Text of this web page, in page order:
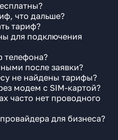
что дальше?
тариф?
для подключения
телефона?
после заявки?
не найдены тарифы?
модем с SIM-картой?
часто нет проводного
для бизнеса?